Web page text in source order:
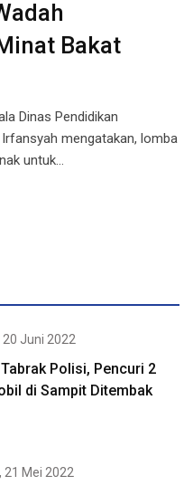
Bakat
Dinas Pendidikan
mengatakan, lomba
untuk…
20 Juni 2022
Polisi, Pencuri 2
di Sampit Ditembak
21 Mei 2022